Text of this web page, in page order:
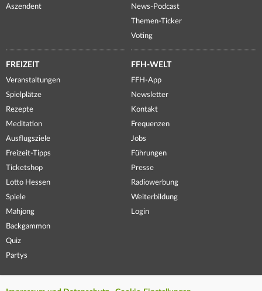
Aszendent
News-Podcast
Themen-Ticker
Voting
FREIZEIT
Veranstaltungen
Spielplätze
Rezepte
Meditation
Ausflugsziele
Freizeit-Tipps
Ticketshop
Lotto Hessen
Spiele
Mahjong
Backgammon
Quiz
Partys
FFH-WELT
FFH-App
Newsletter
Kontakt
Frequenzen
Jobs
Führungen
Presse
Radiowerbung
Weiterbildung
Login